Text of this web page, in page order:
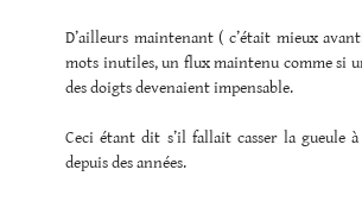
D’ailleurs maintenant ( c’était mieux
mots inutiles, un flux maintenu comme si
des doigts devenaient impensable.
Ceci étant dit s’il fallait casser la gueule
depuis des années.